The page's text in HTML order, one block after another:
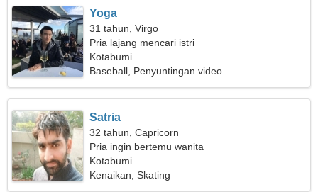
Yoga
31 tahun, Virgo
Pria lajang mencari istri
Kotabumi
Baseball, Penyuntingan video
Satria
32 tahun, Capricorn
Pria ingin bertemu wanita
Kotabumi
Kenaikan, Skating